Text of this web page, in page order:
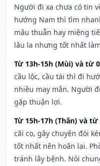
Người đi xa chưa có tin
hướng Nam thì tìm
mâu thuẫn hay miệng
lâu la nhưng tốt nhất
Từ 13h-15h (Mùi) và từ
cầu lộc, cầu tài thì đi
nhiều may mắn. Người
gặp thuận lợi.
Từ 15h-17h (Thân) và từ
cãi cọ, gây chuyện đói
tốt nhất nên hoãn lại.
tránh lây bệnh. Nói